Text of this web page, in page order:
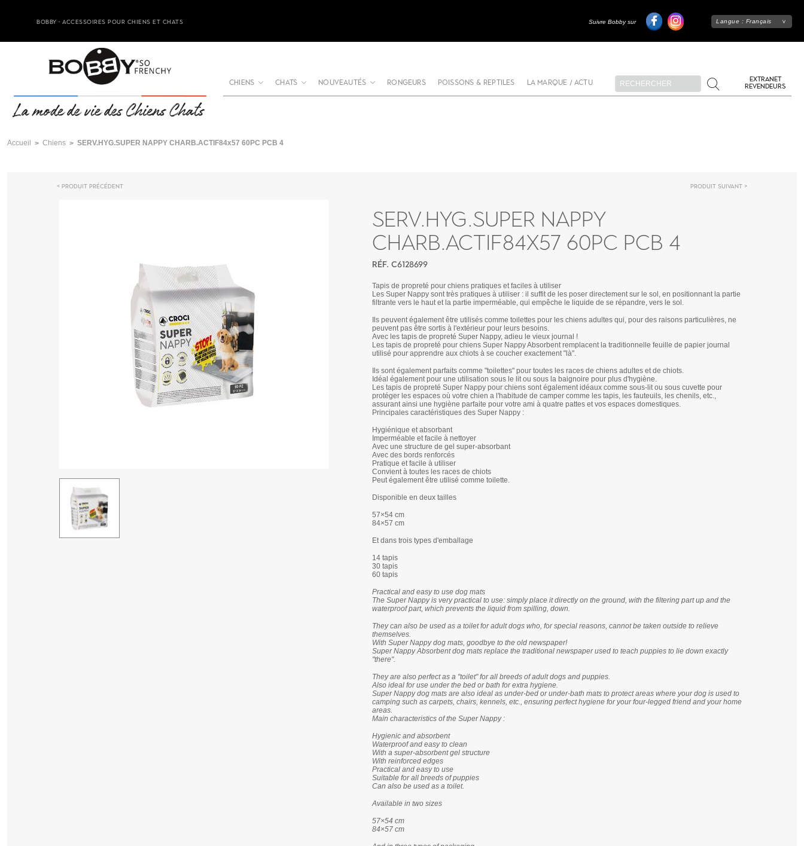
BOBBY - ACCESSOIRES POUR CHIENS ET CHATS Suivre Bobby sur Langue : Français
EXTRANET
REVENDEURS
CHIENS CHATS NOUVEAUTÉS RONGEURS POISSONS & REPTILES LA MARQUE / ACTU
Accueil Chiens SERV.HYG.SUPER NAPPY CHARB.ACTIF84x57 60PC PCB 4
Produit précédent Produit suivant
SERV.HYG.SUPER NAPPY
CHARB.ACTIF84X57 60PC PCB 4
RÉF. C6128699
Tapis de propreté pour chiens pratiques et faciles à utiliser
Les Super Nappy sont très pratiques à utiliser : il suffit de les poser directement sur le sol, en positionnant la partie
filtrante vers le haut et la partie imperméable, qui empêche le liquide de se répandre, vers le sol.
Ils peuvent également être utilisés comme toilettes pour les chiens adultes qui, pour des raisons particulières, ne
peuvent pas être sortis à l'extérieur pour leurs besoins.
Avec les tapis de propreté Super Nappy, adieu le vieux journal !
Les tapis de propreté pour chiens Super Nappy Absorbent remplacent la traditionnelle feuille de papier journal
utilisé pour apprendre aux chiots à se coucher exactement "là".
Ils sont également parfaits comme "toilettes" pour toutes les races de chiens adultes et de chiots.
Idéal également pour une utilisation sous le lit ou sous la baignoire pour plus d'hygiène.
Les tapis de propreté Super Nappy pour chiens sont également idéaux comme sous-lit ou sous cuvette pour
protéger les espaces où votre chien a l'habitude de camper comme les tapis, les fauteuils, les chenils, etc.,
assurant ainsi une hygiène parfaite pour votre ami à quatre pattes et vos espaces domestiques.
Principales caractéristiques des Super Nappy :
Hygiénique et absorbant
Imperméable et facile à nettoyer
Avec une structure de gel super-absorbant
Avec des bords renforcés
Pratique et facile à utiliser
Convient à toutes les races de chiots
Peut également être utilisé comme toilette.
Disponible en deux tailles
57×54 cm
84×57 cm
Et dans trois types d'emballage
14 tapis
30 tapis
60 tapis
Practical and easy to use dog mats
The Super Nappy is very practical to use: simply place it directly on the ground, with the filtering part up and the
waterproof part, which prevents the liquid from spilling, down.
They can also be used as a toilet for adult dogs who, for special reasons, cannot be taken outside to relieve
themselves.
With Super Nappy dog mats, goodbye to the old newspaper!
Super Nappy Absorbent dog mats replace the traditional newspaper used to teach puppies to lie down exactly
"there".
They are also perfect as a "toilet" for all breeds of adult dogs and puppies.
Also ideal for use under the bed or bath for extra hygiene.
Super Nappy dog mats are also ideal as under-bed or under-bath mats to protect areas where your dog is used to
camping such as carpets, chairs, kennels, etc., ensuring perfect hygiene for your four-legged friend and your home
areas.
Main characteristics of the Super Nappy :
Hygienic and absorbent
Waterproof and easy to clean
With a super-absorbent gel structure
With reinforced edges
Practical and easy to use
Suitable for all breeds of puppies
Can also be used as a toilet.
Available in two sizes
57×54 cm
84×57 cm